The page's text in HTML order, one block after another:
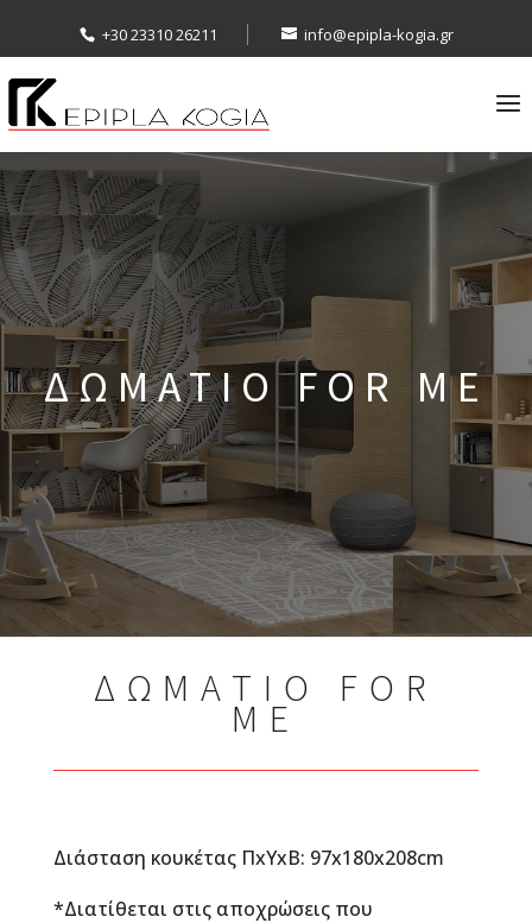
+30 23310 26211 info@epipla-kogia.gr
ΔΩΜΑΤΙΟ FOR ME
ΔΩΜΑΤΙΟ FOR
ME
Διάσταση κουκέτας ΠxYxB: 97x180x208cm
*Διατίθεται στις αποχρώσεις που